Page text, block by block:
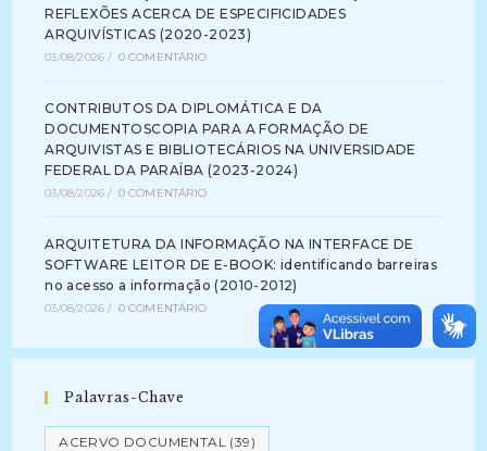
REFLEXÕES ACERCA DE ESPECIFICIDADES
ARQUIVÍSTICAS (2020-2023)
03/08/2026 / 0 COMENTÁRIO
CONTRIBUTOS DA DIPLOMÁTICA E DA
DOCUMENTOSCOPIA PARA A FORMAÇÃO DE
ARQUIVISTAS E BIBLIOTECÁRIOS NA UNIVERSIDADE
FEDERAL DA PARAÍBA (2023-2024)
03/08/2026 / 0 COMENTÁRIO
ARQUITETURA DA INFORMAÇÃO NA INTERFACE DE
SOFTWARE LEITOR DE E-BOOK: identificando barreiras
no acesso a informação (2010-2012)
03/08/2026 / 0 COMENTÁRIO
Palavras-Chave
ACERVO DOCUMENTAL (39)